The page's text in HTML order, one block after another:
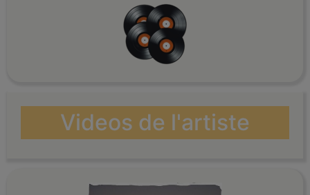
Videos de l'artiste